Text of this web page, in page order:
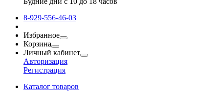
8-929-556-46-03
Избранное
Корзина
Личный кабинет
Авторизация
Регистрация
Каталог товаров